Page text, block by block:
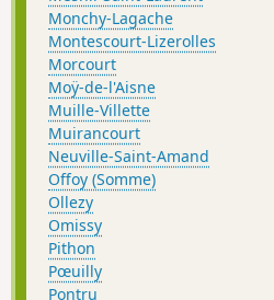
Monchy-Lagache
Montescourt-Lizerolles
Morcourt
Moÿ-de-l'Aisne
Muille-Villette
Muirancourt
Neuville-Saint-Amand
Offoy (Somme)
Ollezy
Omissy
Pithon
Pœuilly
Pontru